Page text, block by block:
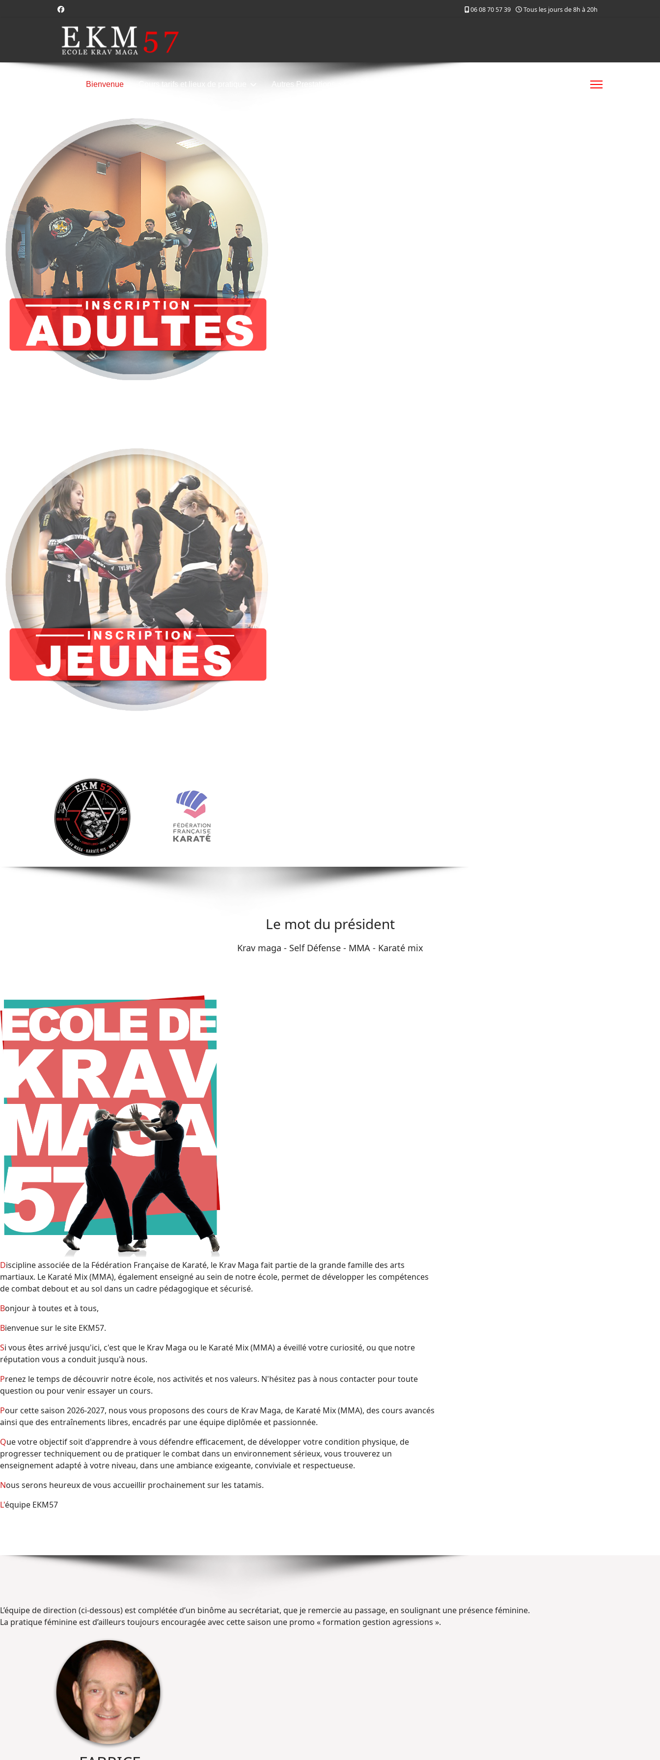
06 08 70 57 39 Tous les jours de 8h à 20h
Bienvenue Cours tarifs et lieux de pratique Autres Prestations
Le mot du président
Krav maga - Self Défense - MMA - Karaté mix
Discipline associée de la Fédération Française de Karaté, le Krav Maga fait partie de la grande famille des arts
martiaux. Le Karaté Mix (MMA), également enseigné au sein de notre école, permet de développer les compétences
de combat debout et au sol dans un cadre pédagogique et sécurisé.
Bonjour à toutes et à tous,
Bienvenue sur le site EKM57.
Si vous êtes arrivé jusqu'ici, c'est que le Krav Maga ou le Karaté Mix (MMA) a éveillé votre curiosité, ou que notre
réputation vous a conduit jusqu'à nous.
Prenez le temps de découvrir notre école, nos activités et nos valeurs. N'hésitez pas à nous contacter pour toute
question ou pour venir essayer un cours.
Pour cette saison 2026-2027, nous vous proposons des cours de Krav Maga, de Karaté Mix (MMA), des cours avancés
ainsi que des entraînements libres, encadrés par une équipe diplômée et passionnée.
Que votre objectif soit d'apprendre à vous défendre efficacement, de développer votre condition physique, de
progresser techniquement ou de pratiquer le combat dans un environnement sérieux, vous trouverez un
enseignement adapté à votre niveau, dans une ambiance exigeante, conviviale et respectueuse.
Nous serons heureux de vous accueillir prochainement sur les tatamis.
L'équipe EKM57
L’équipe de direction (ci-dessous) est complétée d’un binôme au secrétariat, que je remercie au passage, en soulignant une présence féminine.
La pratique féminine est d’ailleurs toujours encouragée avec cette saison une promo « formation gestion agressions ».